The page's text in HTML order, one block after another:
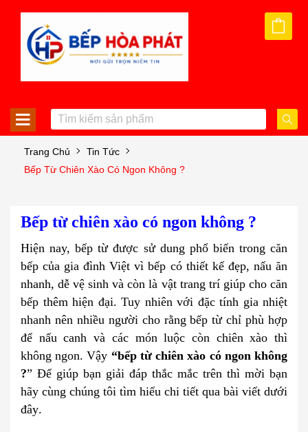
Trang Chủ
Tin Tức
Bếp Từ Chiên Xào Có Ngon Không ?
Bếp từ chiên xào có ngon không ?
Hiện nay, bếp từ được sử dung phổ biến trong căn
bếp của gia đình Việt vì bếp có thiết kế đẹp, nấu ăn
nhanh, dễ vệ sinh và còn là vật trang trí giúp cho căn
bếp thêm hiện đại. Tuy nhiên với đặc tính gia nhiệt
nhanh nên nhiều người cho rằng bếp từ chỉ phù hợp
để nấu canh và các món luộc còn chiên xào thì
không ngon. Vậy “bếp từ chiên xào có ngon không
?” Để giúp bạn giải đáp thắc mắc trên thì mời bạn
hãy cùng chúng tôi tìm hiểu chi tiết qua bài viết dưới
đây.